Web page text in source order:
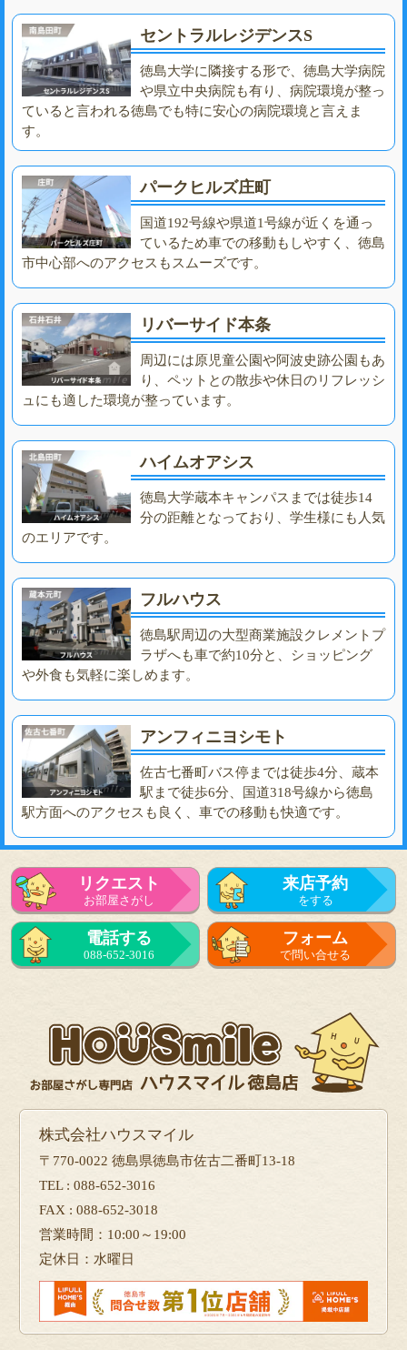
セントラルレジデンスS
徳島大学に隣接する形で、徳島大学病院
や県立中央病院も有り、病院環境が整っ
ていると言われる徳島でも特に安心の病院環境と言えま
す。
パークヒルズ庄町
国道192号線や県道1号線が近くを通っ
ているため車での移動もしやすく、徳島
市中心部へのアクセスもスムーズです。
リバーサイド本条
周辺には原児童公園や阿波史跡公園もあ
り、ペットとの散歩や休日のリフレッシ
ュにも適した環境が整っています。
ハイムオアシス
徳島大学蔵本キャンパスまでは徒歩14
分の距離となっており、学生様にも人気
のエリアです。
フルハウス
徳島駅周辺の大型商業施設クレメントプ
ラザへも車で約10分と、ショッピング
や外食も気軽に楽しめます。
アンフィニヨシモト
佐古七番町バス停までは徒歩4分、蔵本
駅まで徒歩6分、国道318号線から徳島
駅方面へのアクセスも良く、車での移動も快適です。
リクエスト
お部屋さがし
来店予約
をする
電話する
088-652-3016
フォーム
で問い合せる
株式会社ハウスマイル
〒770-0022 徳島県徳島市佐古二番町13-18
TEL : 088-652-3016
FAX : 088-652-3018
営業時間：10:00～19:00
定休日：水曜日